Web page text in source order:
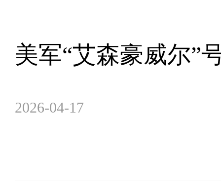
美军“艾森豪威尔”
2026-04-17